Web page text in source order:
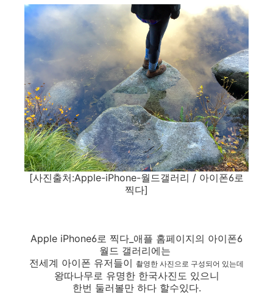
[사진출처:Apple-iPhone-월드갤러리 / 아이폰6로
찍다]
Apple iPhone6로 찍다_애플 홈페이지의 아이폰6
월드 갤러리에는
전세계 아이폰 유저들이 촬영한 사진으로 구성되어 있는데
왕따나무로 유명한 한국사진도 있으니
한번 둘러볼만 하다 할수있다.